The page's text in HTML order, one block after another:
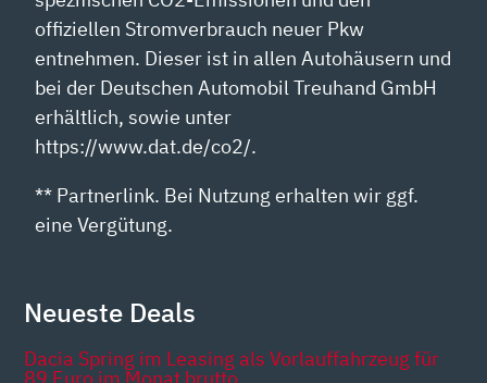
offiziellen Stromverbrauch neuer Pkw
entnehmen. Dieser ist in allen Autohäusern und
bei der Deutschen Automobil Treuhand GmbH
erhältlich, sowie unter
https://www.dat.de/co2/.
** Partnerlink. Bei Nutzung erhalten wir ggf.
eine Vergütung.
Neueste Deals
Dacia Spring im Leasing als Vorlauffahrzeug für